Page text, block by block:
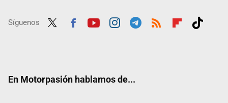
Síguenos
En Motorpasión hablamos de...